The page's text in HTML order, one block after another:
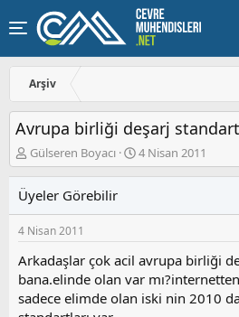
Arşiv
Avrupa birliği deşarj
K
o
u
y
u
a
ş
l
Gülseren Boyacı
B
a
a
ı
ç
4 Nisan 2011
Üyeler Görebilir
4 Nisan 2011
Arkadaşlar çok acil avrupa birliği
bana.elinde olan var
sadece elimde olan iski nin 2010 da